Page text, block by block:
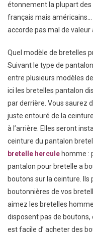
étonnement la plupart
français mais
accorde pas mal de valeur
Quel modèle de bretelles
Suivant le type de
entre plusieurs modèles
ici les bretelles pantalon
par derrière. Vous saurez
juste entouré de la
à l’arrière. Elles seront
ceinture du pantalon
bretelle hercule homme :
pantalon pour bretelle a
boutons sur la ceinture.
boutonnières de vos
aimez les bretelles
disposent pas de boutons,
est facile d’ acheter des